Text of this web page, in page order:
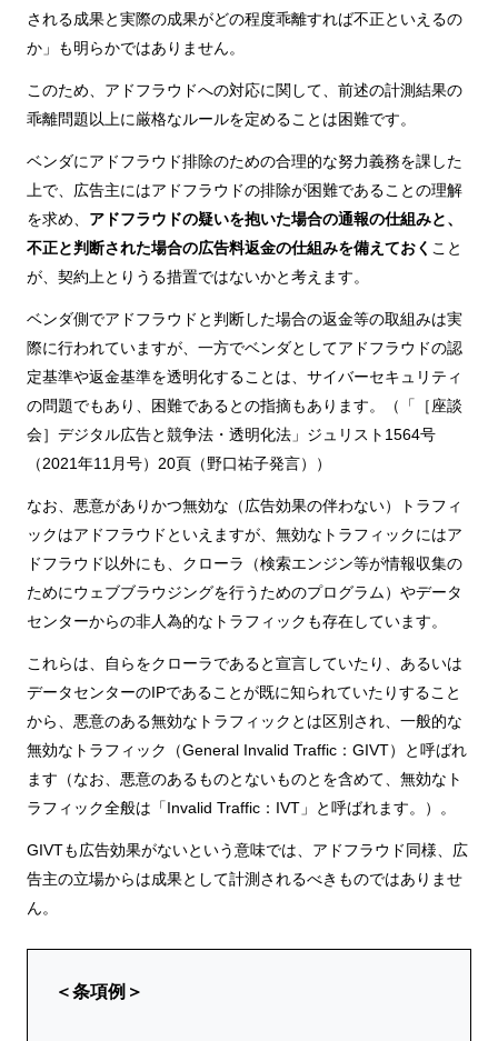
される成果と実際の成果がどの程度乖離すれば不正といえるの
か」も明らかではありません。
このため、アドフラウドへの対応に関して、前述の計測結果の
乖離問題以上に厳格なルールを定めることは困難です。
ベンダにアドフラウド排除のための合理的な努力義務を課した
上で、広告主にはアドフラウドの排除が困難であることの理解
を求め、 アドフラウドの疑いを抱いた場合の通報の仕組みと、
不正と判断された場合の広告料返金の仕組みを備えておく こと
が、契約上とりうる措置ではないかと考えます。
ベンダ側でアドフラウドと判断した場合の返金等の取組みは実
際に行われていますが、一方でベンダとしてアドフラウドの認
定基準や返金基準を透明化することは、サイバーセキュリティ
の問題でもあり、困難であるとの指摘もあります。（「［座談
会］デジタル広告と競争法・透明化法」ジュリスト1564号
（2021年11月号）20頁（野口祐子発言））
なお、悪意がありかつ無効な（広告効果の伴わない）トラフィ
ックはアドフラウドといえますが、無効なトラフィックにはア
ドフラウド以外にも、クローラ（検索エンジン等が情報収集の
ためにウェブブラウジングを行うためのプログラム）やデータ
センターからの非人為的なトラフィックも存在しています。
これらは、自らをクローラであると宣言していたり、あるいは
データセンターのIPであることが既に知られていたりすること
から、悪意のある無効なトラフィックとは区別され、一般的な
無効なトラフィック（General Invalid Traffic：GIVT）と呼ばれ
ます（なお、悪意のあるものとないものとを含めて、無効なト
ラフィック全般は「Invalid Traffic：IVT」と呼ばれます。）。
GIVTも広告効果がないという意味では、アドフラウド同様、広
告主の立場からは成果として計測されるべきものではありませ
ん。
＜条項例＞